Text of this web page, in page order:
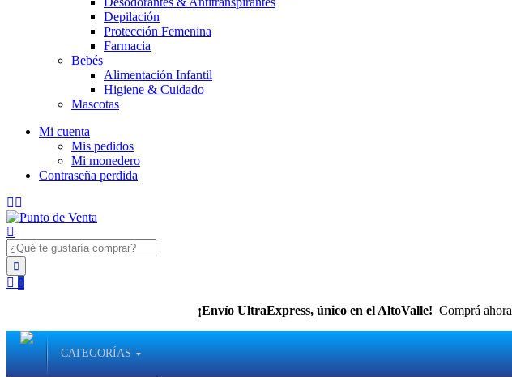
Depilación
Protección Femenina
Farmacia
Bebés
Alimentación Infantil
Higiene & Cuidado
Mascotas
Mi cuenta
Mis pedidos
Mi monedero
Contraseña perdida
0
¡Envío UltraExpress, único en el AltoValle! Comprá ahora
CATEGORÍAS